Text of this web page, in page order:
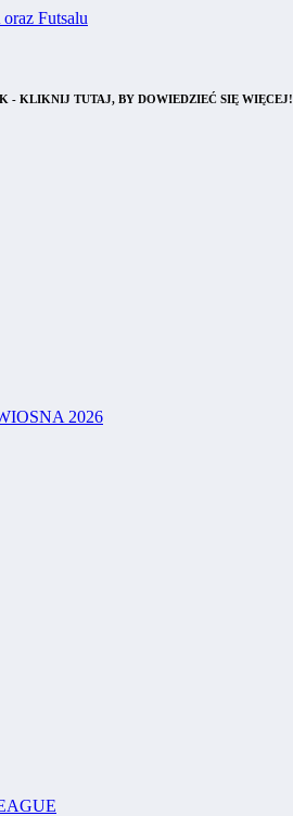
- KLIKNIJ TUTAJ, BY DOWIEDZIEĆ SIĘ WIĘCEJ!
2026